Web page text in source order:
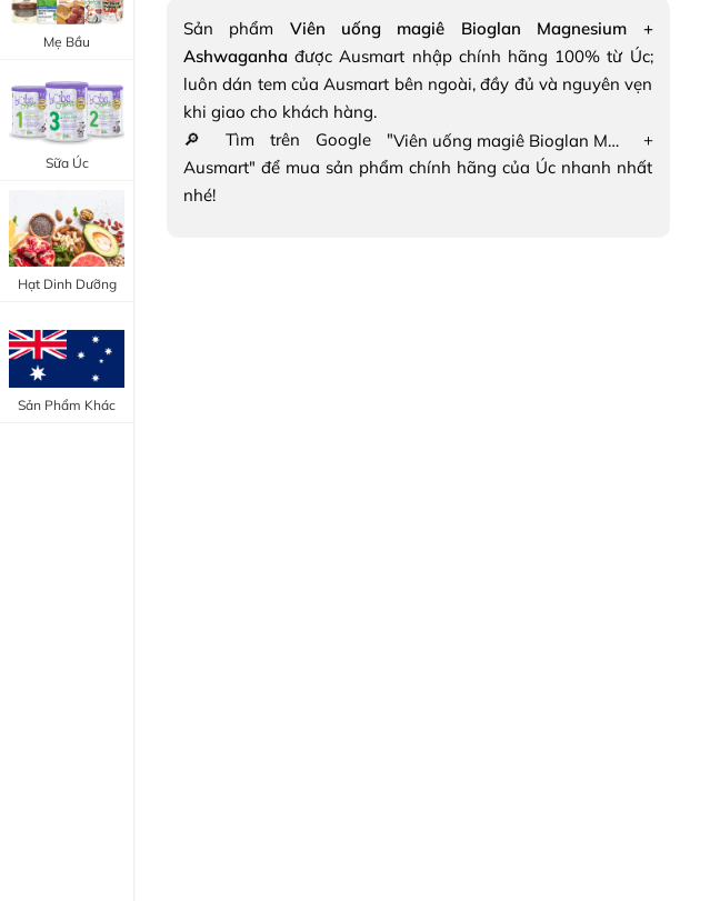
Bổ Khớp - Xương
Bổ Não - Tim Mạch
Canxi - Vitamin D
Trang Điểm Mắt
Trang Điểm Môi
Tẩy Trang - Toner
Dụng Cụ Trang Điểm
Mẹ Bầu
Sữa Úc
Hạt Dinh Dưỡng
Sản Phẩm Khác
Sản phẩm Viên uống magiê Bioglan Magnesium +
Ashwaganha được Ausmart nhập chính hãng 100% từ Úc;
luôn dán tem của Ausmart bên ngoài, đầy đủ và nguyên vẹn
khi giao cho khách hàng.
🔎 Tìm trên Google "
Viên uống magiê Bioglan Magnesium + Ashwaganha
+
Ausmart" để mua sản phẩm chính hãng của Úc nhanh nhất
nhé!